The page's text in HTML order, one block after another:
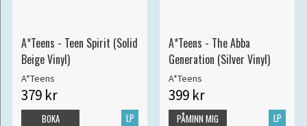
A*Teens - Teen Spirit (Solid
Beige Vinyl)
A*Teens
379 kr
LP
BOKA
A*Teens - The Abba
Generation (Silver Vinyl)
A*Teens
399 kr
LP
PÅMINN MIG